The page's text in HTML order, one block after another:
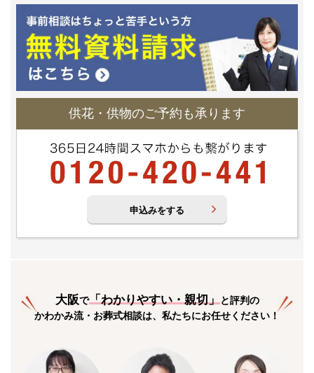
供花・供物のご予約も承ります
申込みをする
大阪で「わかりやすい・親切」と評判の
かわかみ流・お葬式相談は、私たちにお任せください！